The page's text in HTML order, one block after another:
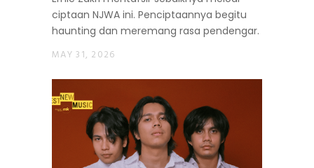
ciptaan NJWA ini. Penciptaannya begitu
haunting dan meremang rasa pendengar.
MAY 31, 2026